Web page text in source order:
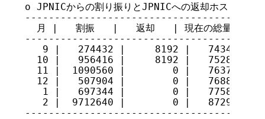
o JPNICからの割り振りとJPNICへの返却ホスト数
  月 |   割振   |   返却   | 現在の総量
   9 |   274432 |     8192 |   74340286
  10 |   956416 |     8192 |   75288510
  11 |  1090560 |        0 |   76379070
  12 |   507904 |        0 |   76886974
   1 |   697344 |        0 |   77584318
   2 |  9712640 |        0 |   87296958